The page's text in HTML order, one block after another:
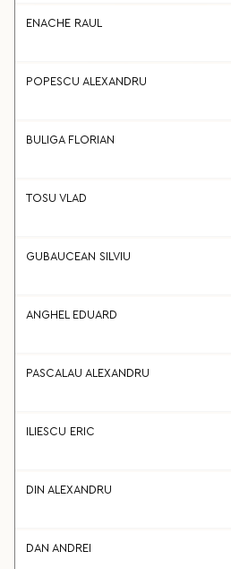
ENACHE RAUL
POPESCU ALEXANDRU
BULIGA FLORIAN
TOSU VLAD
GUBAUCEAN SILVIU
ANGHEL EDUARD
PASCALAU ALEXANDRU
ILIESCU ERIC
DIN ALEXANDRU
DAN ANDREI